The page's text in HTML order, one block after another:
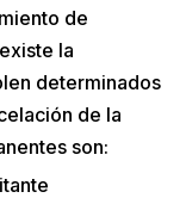
de
la
determinados
de la
son: